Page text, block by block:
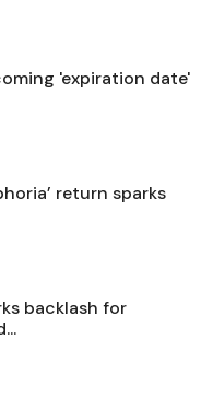
'expiration date'
return sparks
backlash for